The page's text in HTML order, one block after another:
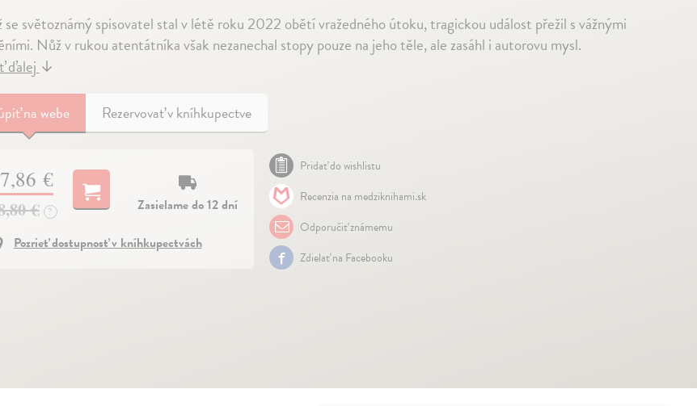
se světoznámý spisovatel stal v létě roku 2022 obětí vražedného útoku, tragickou událost přežil s vážnými
Nůž v rukou atentátníka však nezanechal stopy pouze na jeho těle, ale zasáhl i autorovu mysl.
ďalej↓
na webe Rezervovať v kníhkupectve
€
€ ?
Zasielame do 12 dní
Pozrieť dostupnosť v kníhkupectvách
Pridať do wishlistu
Recenzia na medziknihami.sk
Odporučiť známemu
Zdielať na Facebooku